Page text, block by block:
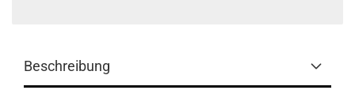
Beschreibung